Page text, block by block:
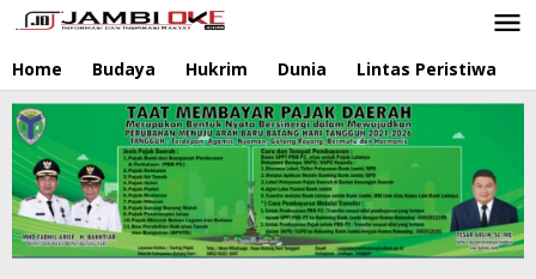
Lewati
ke
konten
Home Budaya Hukrim Dunia Lintas Peristiwa